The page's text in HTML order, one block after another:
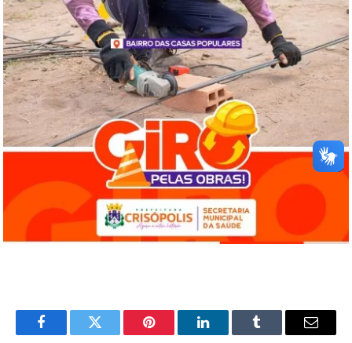
FacebookTwitter Pinterest LinkedInTumblr Email